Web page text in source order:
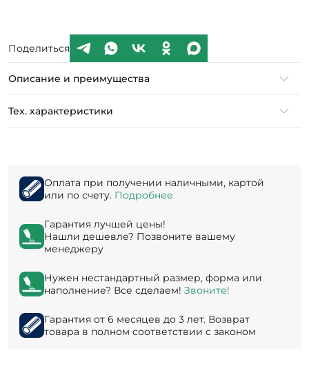
Поделиться
Описание и преимущества
Тех. характеристики
Оплата при получении наличными, картой
или по счету. Подробнее
Гарантия лучшей цены!
Нашли дешевле? Позвоните вашему
менеджеру
Нужен нестандартный размер, форма или
наполнение? Все сделаем! Звоните!
Гарантия от 6 месяцев до 3 лет. Возврат
товара в полном соответствии с законом